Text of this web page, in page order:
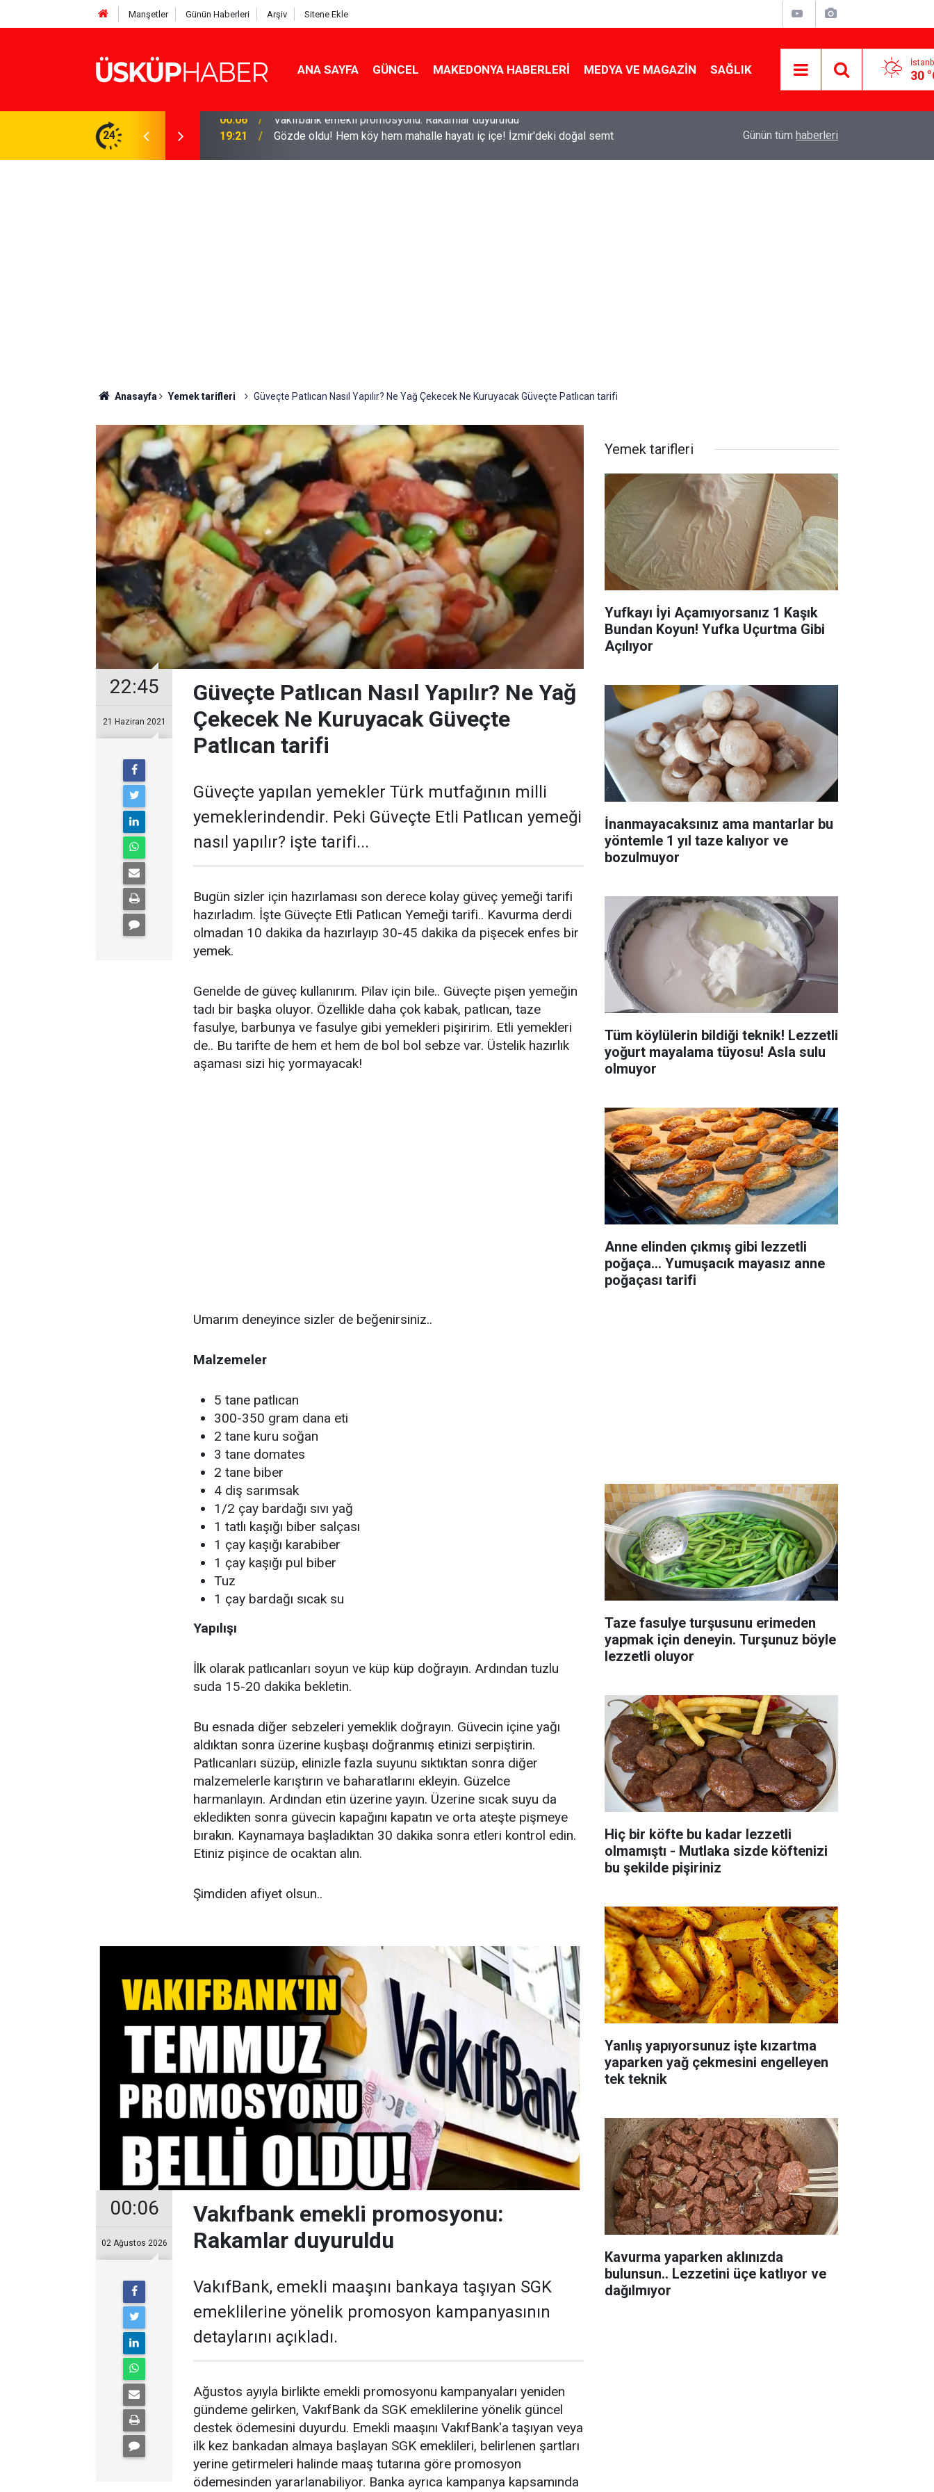
Manşetler Günün Haberleri Arşiv Sitene Ekle
ANA SAYFA GÜNCEL MAKEDONYA HABERLERI MEDYA VE MAGAZIN SAĞLIK 30
24 19:21 Gözde oldu! Hem köy hem mahalle hayatı iç içe! İzmir'deki doğal semt
yapmanın sırrı
Günün tüm haberleri
Anasayfa Yemek tarifleri Güveçte Patlıcan Nasıl Yapılır? Ne Yağ Çekecek Ne Kuruyacak Güveçte Patlıcan tarifi
22:45
21 Haziran 2021
Güveçte Patlıcan Nasıl Yapılır? Ne Yağ
Çekecek Ne Kuruyacak Güveçte
Patlıcan tarifi
Güveçte yapılan yemekler Türk mutfağının milli
yemeklerindendir. Peki Güveçte Etli Patlıcan yemeği
nasıl yapılır? işte tarifi...
Bugün sizler için hazırlaması son derece kolay güveç yemeği tarifi
hazırladım. İşte Güveçte Etli Patlıcan Yemeği tarifi.. Kavurma derdi
olmadan 10 dakika da hazırlayıp 30-45 dakika da pişecek enfes bir
yemek.
Genelde de güveç kullanırım. Pilav için bile.. Güveçte pişen yemeğin
tadı bir başka oluyor. Özellikle daha çok kabak, patlıcan, taze
fasulye, barbunya ve fasulye gibi yemekleri pişiririm. Etli yemekleri
de.. Bu tarifte de hem et hem de bol bol sebze var. Üstelik hazırlık
aşaması sizi hiç yormayacak!
Umarım deneyince sizler de beğenirsiniz..
Malzemeler
5 tane patlıcan
300-350 gram dana eti
2 tane kuru soğan
3 tane domates
2 tane biber
4 diş sarımsak
1/2 çay bardağı sıvı yağ
1 tatlı kaşığı biber salçası
1 çay kaşığı karabiber
1 çay kaşığı pul biber
Tuz
1 çay bardağı sıcak su
Yapılışı
İlk olarak patlıcanları soyun ve küp küp doğrayın. Ardından tuzlu
suda 15-20 dakika bekletin.
Bu esnada diğer sebzeleri yemeklik doğrayın. Güvecin içine yağı
aldıktan sonra üzerine kuşbaşı doğranmış etinizi serpiştirin.
Patlıcanları süzüp, elinizle fazla suyunu sıktıktan sonra diğer
malzemelerle karıştırın ve baharatlarını ekleyin. Güzelce
harmanlayın. Ardından etin üzerine yayın. Üzerine sıcak suyu da
ekledikten sonra güvecin kapağını kapatın ve orta ateşte pişmeye
bırakın. Kaynamaya başladıktan 30 dakika sonra etleri kontrol edin.
Etiniz pişince de ocaktan alın.
Şimdiden afiyet olsun..
00:06
02 Ağustos 2026
Vakıfbank emekli promosyonu:
Rakamlar duyuruldu
VakıfBank, emekli maaşını bankaya taşıyan SGK
emeklilerine yönelik promosyon kampanyasının
detaylarını açıkladı.
Ağustos ayıyla birlikte emekli promosyonu kampanyaları yeniden
gündeme gelirken, VakıfBank da SGK emeklilerine yönelik güncel
destek ödemesini duyurdu. Emekli maaşını VakıfBank'a taşıyan veya
ilk kez bankadan almaya başlayan SGK emeklileri, belirlenen şartları
yerine getirmeleri halinde maaş tutarına göre promosyon
ödemesinden yararlanabiliyor. Banka ayrıca kampanya kapsamında
Yemek tarifleri
Yufkayı İyi Açamıyorsanız 1 Kaşık
Bundan Koyun! Yufka Uçurtma Gibi
Açılıyor
İnanmayacaksınız ama mantarlar bu
yöntemle 1 yıl taze kalıyor ve
bozulmuyor
Tüm köylülerin bildiği teknik! Lezzetli
yoğurt mayalama tüyosu! Asla sulu
olmuyor
Anne elinden çıkmış gibi lezzetli
poğaça... Yumuşacık mayasız anne
poğaçası tarifi
Taze fasulye turşusunu erimeden
yapmak için deneyin. Turşunuz böyle
lezzetli oluyor
Hiç bir köfte bu kadar lezzetli
olmamıştı - Mutlaka sizde köftenizi
bu şekilde pişiriniz
Yanlış yapıyorsunuz işte kızartma
yaparken yağ çekmesini engelleyen
tek teknik
Kavurma yaparken aklınızda
bulunsun.. Lezzetini üçe katlıyor ve
dağılmıyor